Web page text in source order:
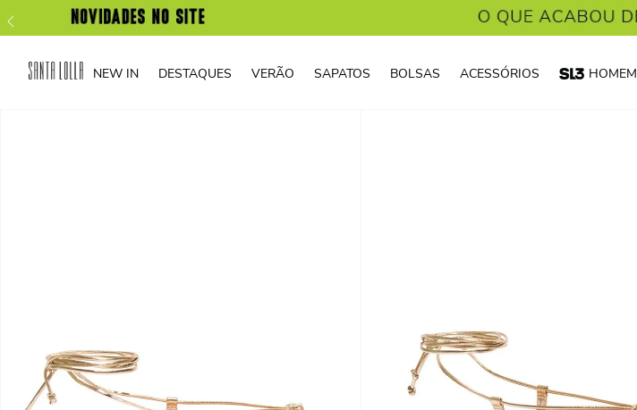
NEW IN DESTAQUES VERÃO SAPATOS BOLSAS ACESSÓRIOS HOMEM